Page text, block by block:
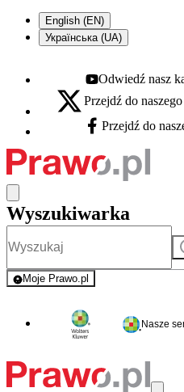
English (EN)
Українська (UA)
Youtube - otwiera się w
Odwiedź nasz
X - otwiera się w nowej karcie
Przejdź do
Facebook - otwiera się w
Przejdź do
Wyszukiwarka
Moje Prawo.pl
- rejestracja i logowanie do
Nasze